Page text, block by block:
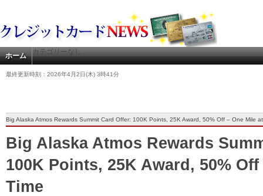
ホーム カテゴリーなし
最終更新時刻：2026年4月2日(木) 3時41分
Big Alaska Atmos Rewards Summit Card Offer: 100K Points, 25K Award, 50% Off – One Mile
Big Alaska Atmos Rewards
100K Points, 25K Award, 50%
Time